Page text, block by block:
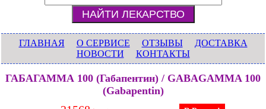
ГЛАВНАЯ О СЕРВИСЕ ОТЗЫВЫ
ДОСТАВКА
НОВОСТИ
КОНТАКТЫ
ГАБАГАММА 100 (Габапентин) / GABAGAMMA 100
(Gabapentin)